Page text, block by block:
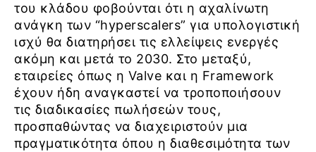
του κλάδου φοβούνται ότι η αχαλίνωτη
ανάγκη των “hyperscalers” για υπολογιστική
ισχύ θα διατηρήσει τις ελλείψεις ενεργές
ακόμη και μετά το 2030. Στο μεταξύ,
εταιρείες όπως η Valve και η Framework
έχουν ήδη αναγκαστεί να τροποποιήσουν
τις διαδικασίες πωλήσεών τους,
προσπαθώντας να διαχειριστούν μια
πραγματικότητα όπου η διαθεσιμότητα των